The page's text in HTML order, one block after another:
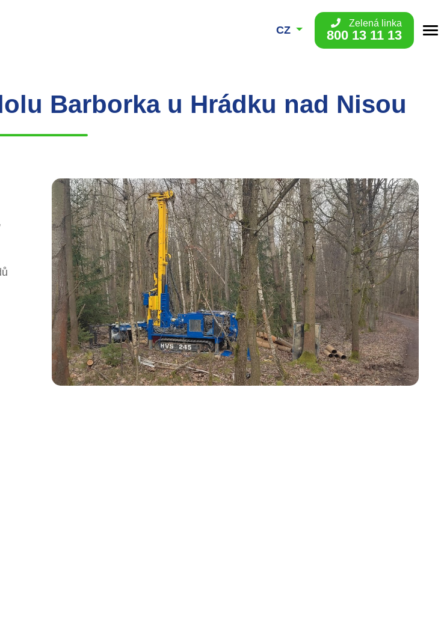
CZ
Zelená linka
800 13 11 13
Barborka u Hrádku nad Nisou